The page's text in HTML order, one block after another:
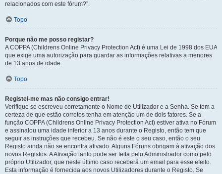
relacionados com este fórum?”.
Topo
Porque não me posso registar?
A COPPA (Childrens Online Privacy Protection Act) é uma Lei de 1998 dos EUA
que exige uma autorização para guardar as informações relativas a menores
de 13 anos de idade.
Topo
Registei-me mas não consigo entrar!
Verifique se escreveu corretamente o Nome de Utilizador e a Senha. Se tem a
certeza de que estão corretos tenha em atenção um de dois fatores. Se a
função COPPA (Childrens Online Privacy Protection Act) estiver ativa no Fórum
e assinalou uma idade inferior a 13 anos durante o Registo, então tem que
seguir as instruções que recebeu. Se não é este o seu caso, então o seu
Registo ainda não se encontra ativado. Alguns Fóruns obrigam à ativação dos
novos Registos. A Ativação tanto pode ser feita pelo Administrador como pelo
próprio Utilizador, que neste último caso receberá um email para esse efeito.
Esta informação é fornecida aos novos Utilizadores durante o Registo. Se